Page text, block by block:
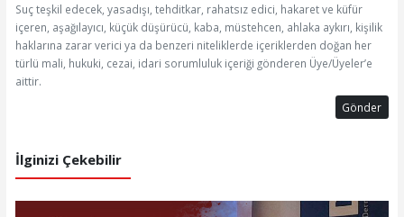
Suç teşkil edecek, yasadışı, tehditkar, rahatsız edici, hakaret ve küfür
içeren, aşağılayıcı, küçük düşürücü, kaba, müstehcen, ahlaka aykırı, kişilik
haklarına zarar verici ya da benzeri niteliklerde içeriklerden doğan her
türlü mali, hukuki, cezai, idari sorumluluk içeriği gönderen Üye/Üyeler’e
aittir.
Gönder
İlginizi Çekebilir